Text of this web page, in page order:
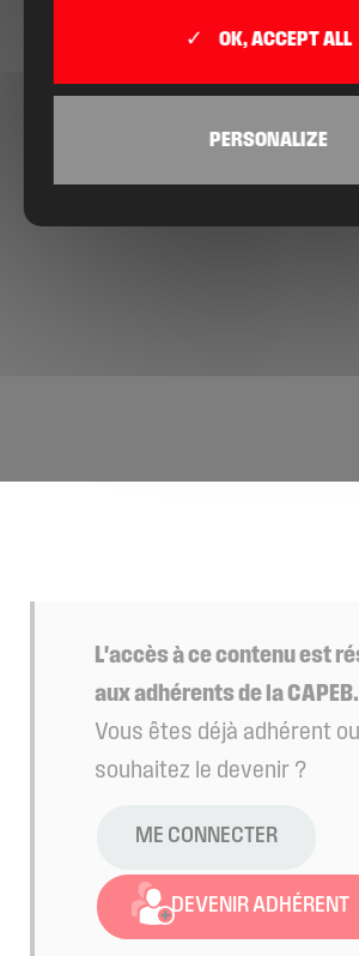
L'accès à ce contenu est
aux adhérents de la CAPEB.
Vous êtes déjà adhérent ou
souhaitez le devenir ?
ME CONNECTER
DEVENIR ADHÉRENT
OK, ACCEPT ALL
PERSONALIZE